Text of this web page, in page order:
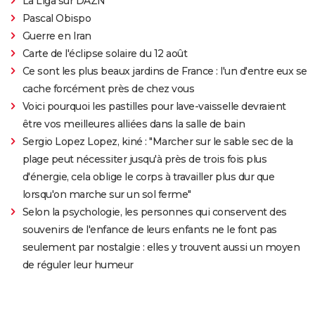
Pascal Obispo
Guerre en Iran
Carte de l'éclipse solaire du 12 août
Ce sont les plus beaux jardins de France : l'un d'entre eux se
cache forcément près de chez vous
Voici pourquoi les pastilles pour lave-vaisselle devraient
être vos meilleures alliées dans la salle de bain
Sergio Lopez Lopez, kiné : "Marcher sur le sable sec de la
plage peut nécessiter jusqu'à près de trois fois plus
d'énergie, cela oblige le corps à travailler plus dur que
lorsqu'on marche sur un sol ferme"
Selon la psychologie, les personnes qui conservent des
souvenirs de l'enfance de leurs enfants ne le font pas
seulement par nostalgie : elles y trouvent aussi un moyen
de réguler leur humeur